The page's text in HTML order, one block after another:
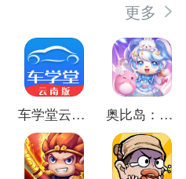
更多
车学堂云南版 奥比岛：梦想国度